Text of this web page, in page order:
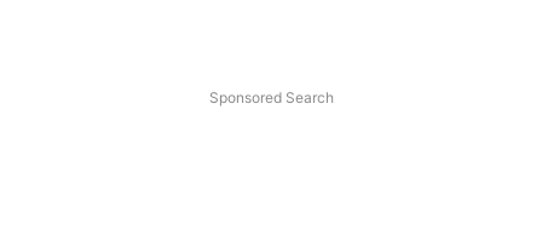
Sponsored Search